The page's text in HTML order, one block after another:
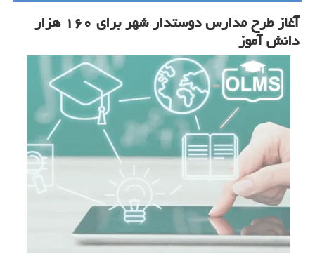
آغاز طرح مدارس دوستدار شهر برای ۱۶۰ هزار
دانش آموز